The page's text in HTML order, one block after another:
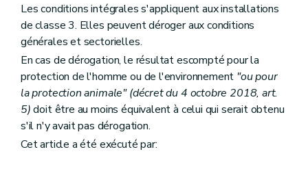
Les conditions intégrales s'appliquent aux installations
de classe 3. Elles peuvent déroger aux conditions
générales et sectorielles.
En cas de dérogation, le résultat escompté pour la
protection de l'homme ou de l'environnement "ou pour
la protection animale" (décret du 4 octobre 2018, art.
5)doit être au moins équivalent à celui qui serait obtenu
s'il n'y avait pas dérogation.
Cet article a été exécuté par: